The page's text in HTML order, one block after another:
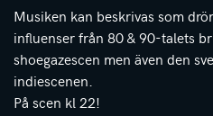
Musiken kan beskrivas som
influenser från 80 & 90-talets
shoegazescen men även den
indiescenen.
På scen kl 22!